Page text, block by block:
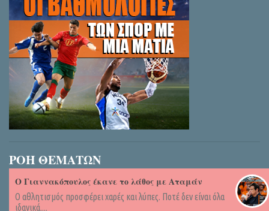
ΡΟΗ ΘΕΜΑΤΩΝ
Ο Γιαννακόπουλος έκανε το λάθος με Αταμάν
Ο αθλητισμός προσφέρει χαρές και λύπες. Ποτέ δεν είναι όλα
ιδανικά....